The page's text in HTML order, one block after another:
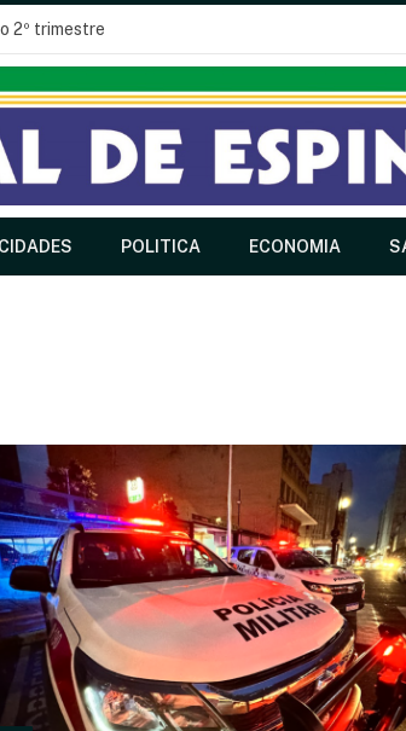
2º trimestre
CIDADES POLITICA ECONOMIA